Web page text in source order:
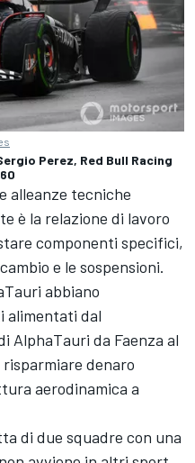
Perez, Red Bull Racing
alleanze tecniche
è la relazione di lavoro
componenti specifici,
e le sospensioni.
abbiano
alimentati dal
AlphaTauri da Faenza al
denaro
aerodinamica a
di due squadre con una